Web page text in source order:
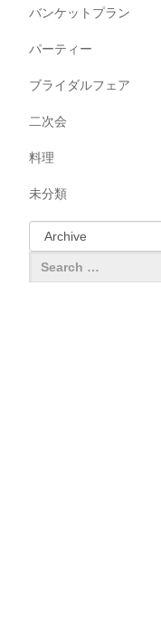
バンケットプラン
パーティー
ブライダルフェア
二次会
料理
未分類